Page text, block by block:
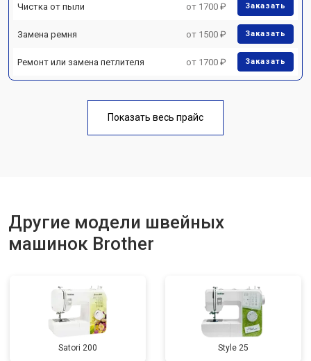
Чистка от пыли от 1700 ₽ Заказать
Замена ремня от 1500 ₽ Заказать
Ремонт или замена петлителя от 1700 ₽ Заказать
Показать весь прайс
Другие модели швейных
машинок Brother
Satori 200 Style 25